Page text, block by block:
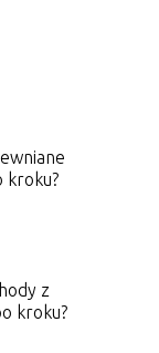
kroku?
z
kroku?